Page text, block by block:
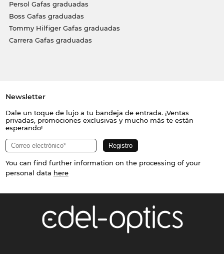
Persol Gafas graduadas
Boss Gafas graduadas
Tommy Hilfiger Gafas graduadas
Carrera Gafas graduadas
Newsletter
Dale un toque de lujo a tu bandeja de entrada. ¡Ventas
privadas, promociones exclusivas y mucho más te están
esperando!
You can find further information on the processing of your
personal data here